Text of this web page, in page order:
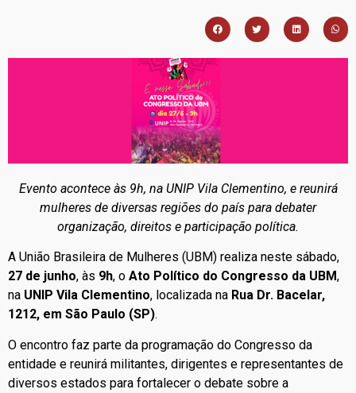
Evento acontece às 9h, na UNIP Vila Clementino, e reunirá
mulheres de diversas regiões do país para debater
organização, direitos e participação política.
A União Brasileira de Mulheres (UBM) realiza neste sábado,
27 de junho, às 9h, o Ato Político do Congresso da UBM,
na UNIP Vila Clementino, localizada na Rua Dr. Bacelar,
1212, em São Paulo (SP).
O encontro faz parte da programação do Congresso da
entidade e reunirá militantes, dirigentes e representantes de
diversos estados para fortalecer o debate sobre a